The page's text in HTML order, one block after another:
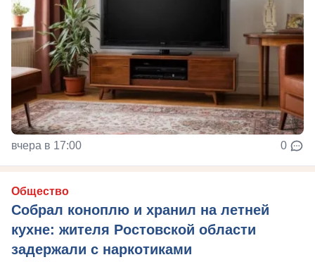
вчера в 17:00 0
Общество
Собрал коноплю и хранил на летней
кухне: жителя Ростовской области
задержали с наркотиками